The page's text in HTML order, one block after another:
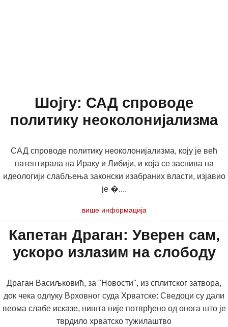
Шојгу: САД спроводе
политику неоколонијализма
САД спроводе политику неоколонијализма, коју је већ
патентирала на Ираку и Либији, и која се заснива на
идеологији слабљења законски изабраних власти, изјавио
је �....
више информација
Капетан Драган: Уверен сам,
ускоро излазим на слободу
Драган Васиљковић, за "Новости", из сплитског затвора,
док чека одлуку Врховног суда Хрватске: Сведоци су дали
веома слабе исказе, ништа није потврђено од онога што је
тврдило хрватско тужилаштво